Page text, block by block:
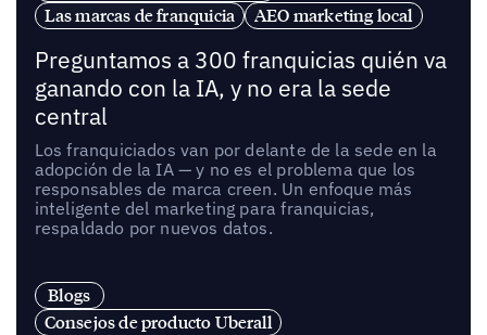
Las marcas de franquicia
AEO marketing local
Preguntamos a 300 franquicias quién va
ganando con la IA, y no era la sede
central
Los franquiciados van por delante de la sede en la
adopción de la IA — y no es el problema que los
responsables de marca creen. Un enfoque más
inteligente del marketing para franquicias,
respaldado por nuevos datos.
Blogs
Consejos de producto Uberall